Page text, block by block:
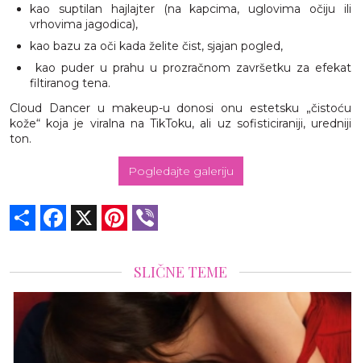
kao suptilan hajlajter (na kapcima, uglovima očiju ili
vrhovima jagodica),
kao bazu za oči kada želite čist, sjajan pogled,
kao puder u prahu u prozračnom završetku za efekat
filtiranog tena.
Cloud Dancer u makeup-u donosi onu estetsku „čistoću
kože“ koja je viralna na TikToku, ali uz sofisticiraniji, uredniji
ton.
Pogledajte galeriju
Share Facebook Pinterest
SLIČNE TEME